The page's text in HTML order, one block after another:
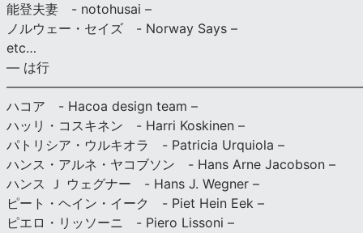
能登夫妻 - notohusai –
ノルウェー・セイズ - Norway Says –
etc…
— は行
ハコア - Hacoa design team –
ハッリ・コスキネン - Harri Koskinen –
パトリシア・ウルキオラ - Patricia Urquiola –
ハンス・アルネ・ヤコブソン - Hans Arne Jacobson –
ハンス Ｊ ウェグナー - Hans J. Wegner –
ピート・ヘイン・イーク - Piet Hein Eek –
ピエロ・リッソーニ - Piero Lissoni –